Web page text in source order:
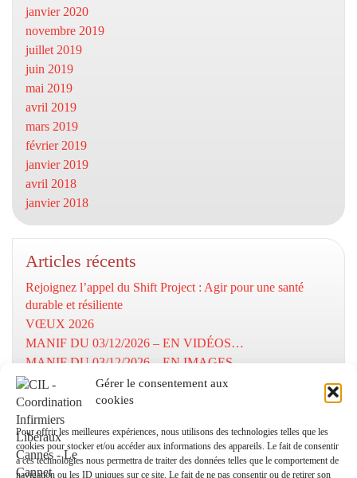
Gérer le consentement aux
cookies
Pour offrir les meilleures expériences, nous utilisons des technologies telles que les
cookies pour stocker et/ou accéder aux informations des appareils. Le fait de consentir
à ces technologies nous permettra de traiter des données telles que le comportement de
navigation ou les ID uniques sur ce site. Le fait de ne pas consentir ou de retirer son
janvier 2020
novembre 2019
juillet 2019
juin 2019
mai 2019
avril 2019
mars 2019
février 2019
janvier 2019
avril 2018
janvier 2018
Articles récents
Rejoignez l’appel du Shift Project : Agir pour une santé
durable et résiliente
VŒUX 2026
MANIF DU 03/12/2026 – EN VIDÉOS…
MANIF DU 03/12/2026 – EN IMAGES…
MOBILISATION DU 03/12/2025
Numéros utiles
Coordination Infirmiers